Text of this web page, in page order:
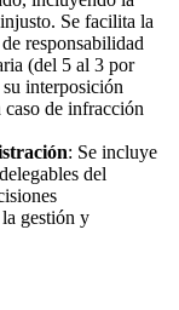
Se facilita la
responsabilidad
(del 5 al 3 por
interposición
caso de infracción
: Se incluye
del
gestión y